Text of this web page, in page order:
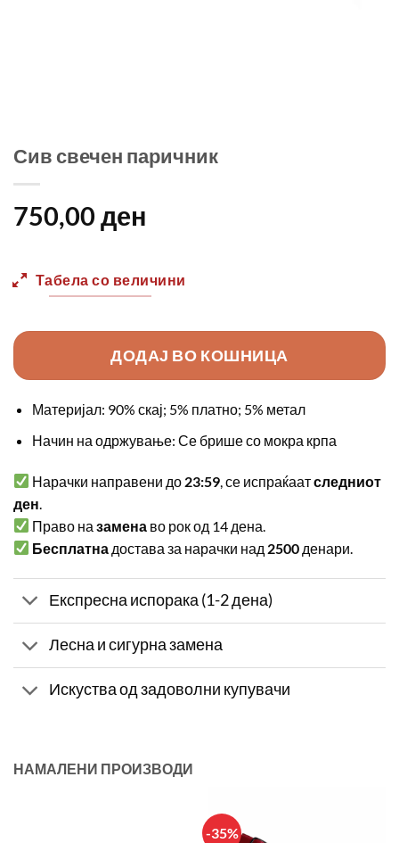
Сив свечен паричник
750,00 ден
Табела со величини
ДОДАЈ ВО КОШНИЦА
Материјал: 90% скај; 5% платно; 5% метал
Начин на одржување: Се брише со мокра крпа
Нарачки направени до 23:59 , се испраќаатследниот
ден
Право назамена во рок од 14 дена.
Бесплатна достава за нарачки над 2500 денари.
Експресна испорака (1-2 дена)
Лесна и сигурна замена
Искуства од задоволни купувачи
НАМАЛЕНИ ПРОИЗВОДИ
-35%